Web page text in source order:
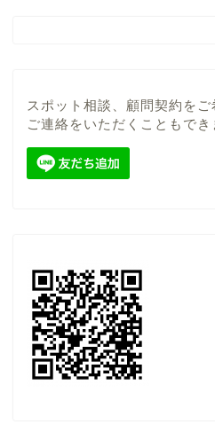
スポット相談、顧問契約を
ご連絡をいただくこともでき
特定商取